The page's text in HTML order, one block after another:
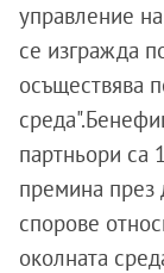
управление
се изгражда
осъществява
партньори са
премина през
спорове
околната